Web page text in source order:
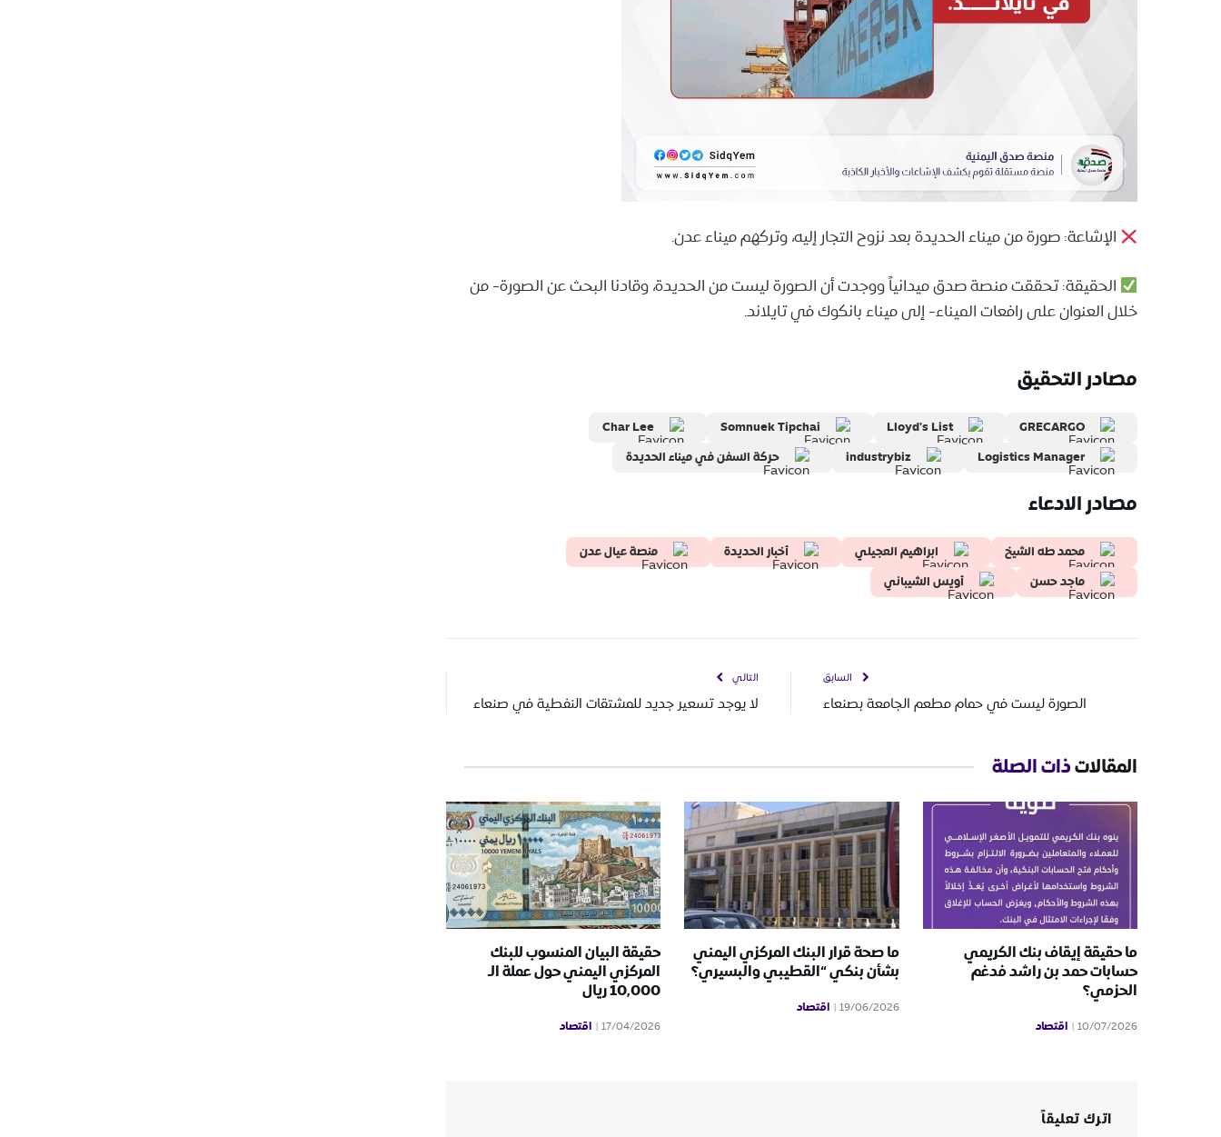
الإشاعة: صورة من ميناء الحديدة بعد نزوح التجار إليه، وتركهم ميناء عدن.
الحقيقة: تحققت منصة صدق ميدانياً ووجدت أن الصورة ليست من الحديدة، وقادنا البحث عن الصورة- من
خلال العنوان على رافعات الميناء- إلى ميناء بانكوك في تايلاند.
مصادر التحقيق
GRECARGO
Lloyd's List
Somnuek Tipchai
Char Lee
Logistics Manager
industrybiz حركة السفن في ميناء الحديدة
مصادر الادعاء
محمد طه الشيخ ابراهيم العجيلي أخبار الحديدة
منصة عيال عدن
ماجد حسن
أويس الشيباني
السابق
الصورة ليست في حمام مطعم الجامعة بصنعاء
التالي
لا يوجد تسعير جديد للمشتقات النفطية في صنعاء
المقالاتذات الصلة
ما حقيقة إيقاف بنك الكريمي
حسابات حمد بن راشد فدغم
الحزمي؟
10/07/2026 اقتصاد
ما صحة قرار البنك المركزي اليمني
بشأن بنكي “القطيبي والبسيري؟
19/06/2026 اقتصاد
حقيقة البيان المنسوب للبنك
المركزي اليمني حول عملة الـ
10,000 ريال
17/04/2026 اقتصاد
اترك تعليقاً